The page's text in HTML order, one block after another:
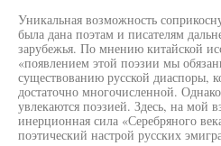
Уникальная возможность
была дана поэтам и писателям
зарубежья. По мнению китайской
«появлением этой поэзии мы
существованию русской диаспоры,
достаточно многочисленной.
увлекаются поэзией. Здесь, на мой
инерционная сила «Серебряного
поэтический настрой русских